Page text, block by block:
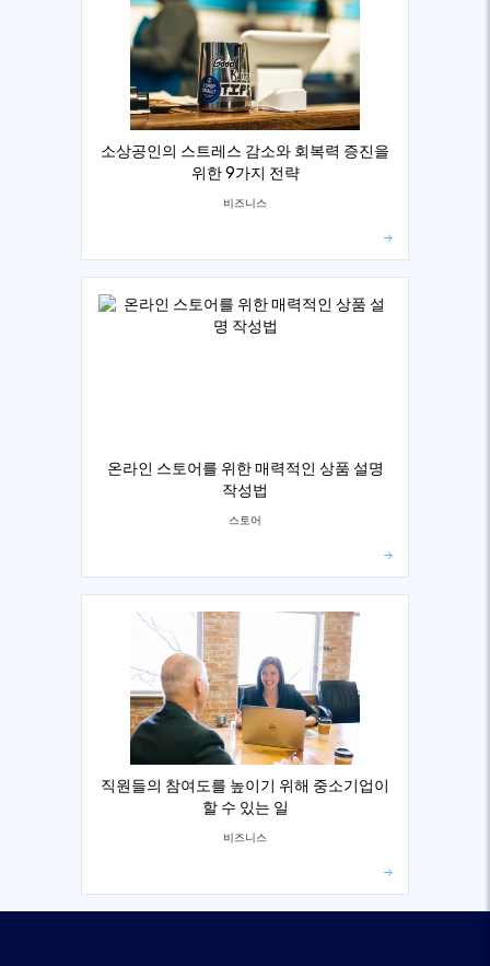
소상공인의 스트레스 감소와 회복력 증진을
위한 9가지 전략
비즈니스
온라인 스토어를 위한 매력적인 상품 설명
작성법
스토어
직원들의 참여도를 높이기 위해 중소기업이
할 수 있는 일
비즈니스